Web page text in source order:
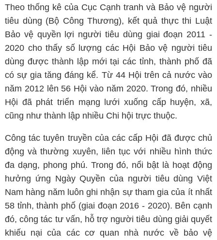
Theo thống kê của Cục Cạnh tranh và Bảo vệ người
tiêu dùng (Bộ Công Thương), kết quả thực thi Luật
Bảo vệ quyền lợi người tiêu dùng giai đoạn 2011 -
2020 cho thấy số lượng các Hội Bảo vệ người tiêu
dùng được thành lập mới tại các tỉnh, thành phố đã
có sự gia tăng đáng kể. Từ 44 Hội trên cả nước vào
năm 2012 lên 56 Hội vào năm 2020. Trong đó, nhiều
Hội đã phát triển mạng lưới xuống cấp huyện, xã,
cũng như thành lập nhiều Chi hội trực thuộc.
Công tác tuyên truyền của các cấp Hội đã được chủ
động và thường xuyên, liên tục với nhiều hình thức
đa dạng, phong phú. Trong đó, nổi bật là hoạt động
hưởng ứng Ngày Quyền của người tiêu dùng Việt
Nam hàng năm luôn ghi nhận sự tham gia của ít nhất
58 tỉnh, thành phố (giai đoạn 2016 - 2020). Bên cạnh
đó, công tác tư vấn, hỗ trợ người tiêu dùng giải quyết
khiếu nại của các cơ quan nhà nước về bảo vệ